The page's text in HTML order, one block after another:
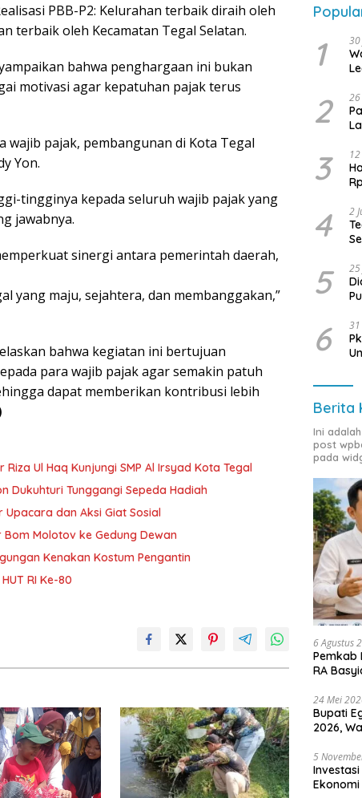
PBB-P2: Kelurahan terbaik diraih oleh
terbaik oleh Kecamatan Tegal Selatan.
bahwa penghargaan ini bukan
motivasi agar kepatuhan pajak terus
wajib pajak, pembangunan di Kota Tegal
Yon.
tingginya kepada seluruh wajib pajak yang
jawabnya.
sinergi antara pemerintah daerah,
yang maju, sejahtera, dan membanggakan,”
bahwa kegiatan ini bertujuan
para wajib pajak agar semakin patuh
dapat memberikan kontribusi lebih
Ul Haq Kunjungi SMP Al Irsyad Kota Tegal
Dukuhturi Tunggangi Sepeda Hadiah
Upacara dan Aksi Giat Sosial
Bom Molotov ke Gedung Dewan
Kenakan Kostum Pengantin
RI Ke-80
1
2
3
4 2
5
6
Berita
Ini
post
pada
6 Agustus
Pemkab
RA
24 Mei
Bupati
2026,
5